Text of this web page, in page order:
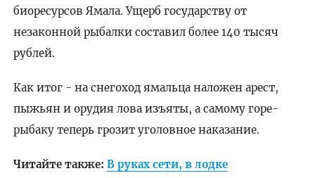
биоресурсов Ямала. Ущерб государству от
незаконной рыбалки составил более 140 тысяч
рублей.
Как итог - на снегоход ямальца наложен арест,
пыжьян и орудия лова изъяты, а самому горе-
рыбаку теперь грозит уголовное наказание.
Читайте также: В руках сети, в лодке